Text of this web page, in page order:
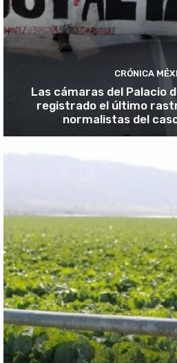
CRÓNICA
Las cámaras del Palacio
registrado el último
normalistas del